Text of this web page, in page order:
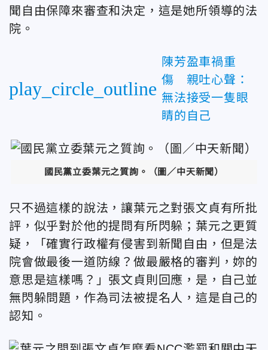
聞自由保障來審查和決定，這是她所領導的法
院。
play_circle_outline
陳芳盈車禍重
傷 親吐心聲：
無法接受一隻眼
睛的自己
國民黨立委葉元之質詢。（圖／中天新聞）
只不過這樣的說法，讓葉元之對張文貞有所批
評，似乎對於他的提問有所閃躲；葉元之更質
疑，「確實行政權有侵害到新聞自由，但是法
院會做最後一道防線？做最嚴格的審判，妳的
意思是這樣嗎？」張文貞則回應，是，自己並
無閃躲問題，作為司法被提名人，這是自己的
認知。